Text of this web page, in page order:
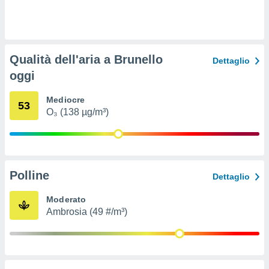
dei
Web
noi e i
Qualità dell'aria a Brunello
oggi
Dettaglio
53 Mediocre
O₃ (138 µg/m³)
Polline Dettaglio
Moderato
Ambrosia (49 #/m³)